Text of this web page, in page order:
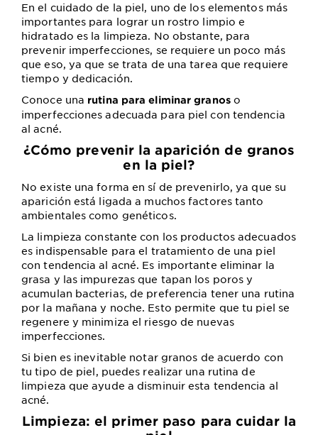
En el cuidado de la piel, uno de los elementos más
importantes para lograr un rostro limpio e
hidratado es la limpieza. No obstante, para
prevenir imperfecciones, se requiere un poco más
que eso, ya que se trata de una tarea que requiere
tiempo y dedicación.
Conoce una rutina para eliminar granoso
imperfecciones adecuada para piel con tendencia
al acné.
¿Cómo prevenir la aparición de granos
en la piel?
No existe una forma en sí de prevenirlo, ya que su
aparición está ligada a muchos factores tanto
ambientales como genéticos.
La limpieza constante con los productos adecuados
es indispensable para el tratamiento de una piel
con tendencia al acné. Es importante eliminar la
grasa y las impurezas que tapan los poros y
acumulan bacterias, de preferencia tener una rutina
por la mañana y noche. Esto permite que tu piel se
regenere y minimiza el riesgo de nuevas
imperfecciones.
Si bien es inevitable notar granos de acuerdo con
tu tipo de piel, puedes realizar una rutina de
limpieza que ayude a disminuir esta tendencia al
acné.
Limpieza: el primer paso para cuidar la